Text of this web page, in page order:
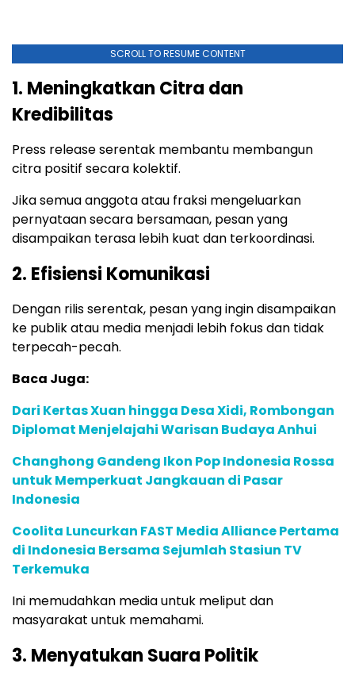
SCROLL TO RESUME CONTENT
1. Meningkatkan Citra dan
Kredibilitas
Press release serentak membantu membangun
citra positif secara kolektif.
Jika semua anggota atau fraksi mengeluarkan
pernyataan secara bersamaan, pesan yang
disampaikan terasa lebih kuat dan terkoordinasi.
2. Efisiensi Komunikasi
Dengan rilis serentak, pesan yang ingin disampaikan
ke publik atau media menjadi lebih fokus dan tidak
terpecah-pecah.
Baca Juga:
Dari Kertas Xuan hingga Desa Xidi, Rombongan
Diplomat Menjelajahi Warisan Budaya Anhui
Changhong Gandeng Ikon Pop Indonesia Rossa
untuk Memperkuat Jangkauan di Pasar
Indonesia
Coolita Luncurkan FAST Media Alliance Pertama
di Indonesia Bersama Sejumlah Stasiun TV
Terkemuka
Ini memudahkan media untuk meliput dan
masyarakat untuk memahami.
3. Menyatukan Suara Politik